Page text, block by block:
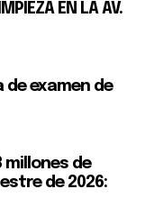
EN LA AV.
de examen de
millones de
de 2026: